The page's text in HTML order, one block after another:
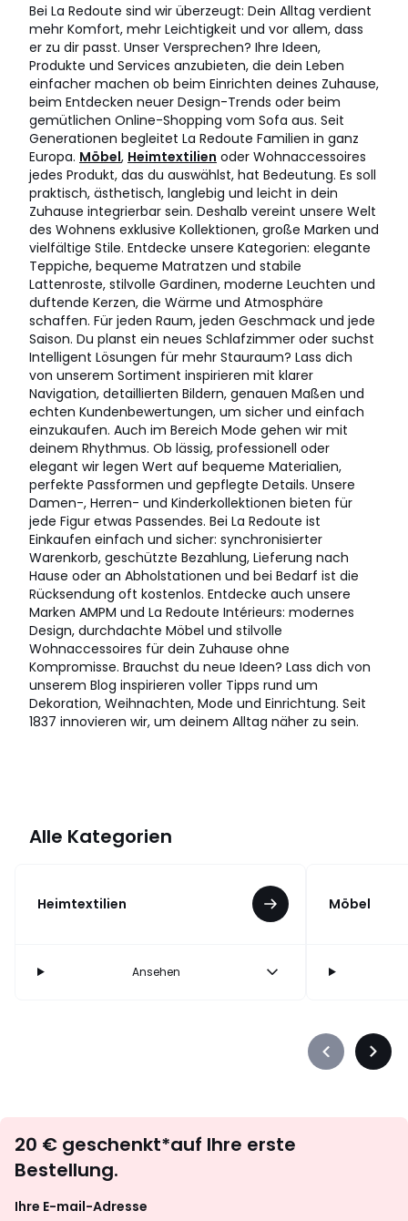
Bei La Redoute sind wir überzeugt: Dein Alltag verdient
mehr Komfort, mehr Leichtigkeit und vor allem, dass
er zu dir passt. Unser Versprechen? Ihre Ideen,
Produkte und Services anzubieten, die dein Leben
einfacher machen ob beim Einrichten deines Zuhause,
beim Entdecken neuer Design-Trends oder beim
gemütlichen Online-Shopping vom Sofa aus. Seit
Generationen begleitet La Redoute Familien in ganz
Europa. Möbel, Heimtextilien oder Wohnaccessoires
jedes Produkt, das du auswählst, hat Bedeutung. Es soll
praktisch, ästhetisch, langlebig und leicht in dein
Zuhause integrierbar sein. Deshalb vereint unsere Welt
des Wohnens exklusive Kollektionen, große Marken und
vielfältige Stile. Entdecke unsere Kategorien: elegante
Teppiche, bequeme Matratzen und stabile
Lattenroste, stilvolle Gardinen, moderne Leuchten und
duftende Kerzen, die Wärme und Atmosphäre
schaffen. Für jeden Raum, jeden Geschmack und jede
Saison. Du planst ein neues Schlafzimmer oder suchst
Intelligent Lösungen für mehr Stauraum? Lass dich
von unserem Sortiment inspirieren mit klarer
Navigation, detaillierten Bildern, genauen Maßen und
echten Kundenbewertungen, um sicher und einfach
einzukaufen. Auch im Bereich Mode gehen wir mit
deinem Rhythmus. Ob lässig, professionell oder
elegant wir legen Wert auf bequeme Materialien,
perfekte Passformen und gepflegte Details. Unsere
Damen-, Herren- und Kinderkollektionen bieten für
jede Figur etwas Passendes. Bei La Redoute ist
Einkaufen einfach und sicher: synchronisierter
Warenkorb, geschützte Bezahlung, Lieferung nach
Hause oder an Abholstationen und bei Bedarf ist die
Rücksendung oft kostenlos. Entdecke auch unsere
Marken AMPM und La Redoute Intérieurs: modernes
Design, durchdachte Möbel und stilvolle
Wohnaccessoires für dein Zuhause ohne
Kompromisse. Brauchst du neue Ideen? Lass dich von
unserem Blog inspirieren voller Tipps rund um
Dekoration, Weihnachten, Mode und Einrichtung. Seit
1837 innovieren wir, um deinem Alltag näher zu sein.
Alle Kategorien
Heimtextilien
Ansehen
Möbel
Précédent
abonnieren
20 € geschenkt*auf Ihre erste
Bestellung.
Ihre E-mail-Adresse